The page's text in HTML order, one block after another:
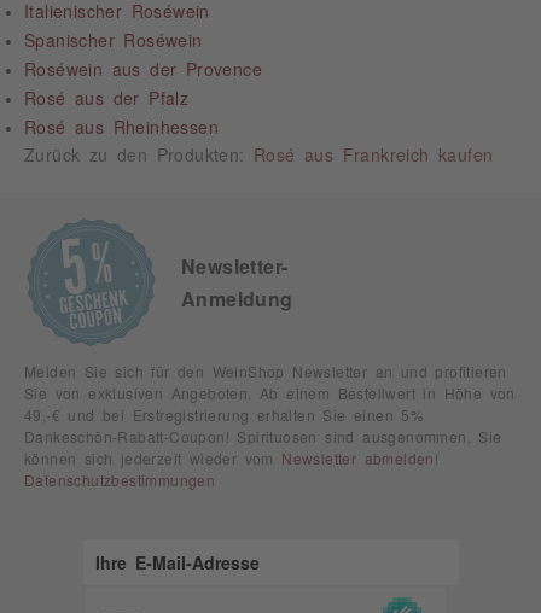
Italienischer Roséwein
Spanischer Roséwein
Roséwein aus der Provence
Rosé aus der Pfalz
Rosé aus Rheinhessen
Zurück zu den Produkten: Rosé aus Frankreich kaufen
Newsletter-
Anmeldung
Melden Sie sich für den WeinShop Newsletter an und profitieren
Sie von exklusiven Angeboten. Ab einem Bestellwert in Höhe von
49,-€ und bei Erstregistrierung erhalten Sie einen 5%
Dankeschön-Rabatt-Coupon! Spirituosen sind ausgenommen. Sie
können sich jederzeit wieder vom
Newsletter abmelden !
Datenschutzbestimmungen